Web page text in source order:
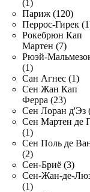
(1)
Париж (120)
Перрос-Гирек
Рокебрюн Кап
Мартен (7)
Рюэй-
(1)
Сан Агнес (1)
Сен Жан Кап
Ферра (23)
Сен Лоран д'Эз
Сен Мартен де
(1)
Сен Поль де
(2)
Сен-Бриё (3)
Сен-Жан-де-
(1)